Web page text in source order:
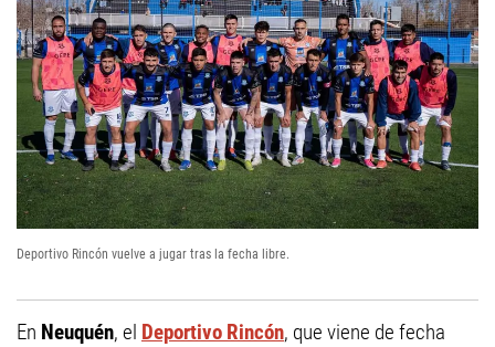
Deportivo Rincón vuelve a jugar tras la fecha libre.
En Neuquén, el Deportivo Rincón, que viene de fecha